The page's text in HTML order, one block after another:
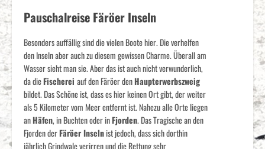
Pauschalreise Färöer Inseln
Besonders auffällig sind die vielen Boote hier. Die verhelfen
den Inseln aber auch zu diesem gewissen Charme. Überall am
Wasser sieht man sie. Aber das ist auch nicht verwunderlich,
da dieFischerei auf den Färöer denHaupterwerbszweig
bildet. Das Schöne ist, dass es hier keinen Ort gibt, der weiter
als 5 Kilometer vom Meer entfernt ist. Nahezu alle Orte liegen
anHäfen, in Buchten oder inFjorden. Das Tragische an den
Fjorden derFäröer Inselnist jedoch, dass sich dorthin
jährlich Grindwale verirren und die Rettung sehr